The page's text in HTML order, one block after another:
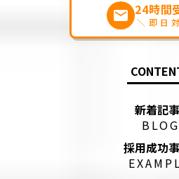
markunread 24時間
＼即日
新着記事
BLOG
採用成功